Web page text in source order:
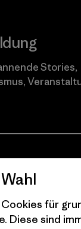
Stories,
erkläre mich damit
E-Mail-Adresse
Veranstaltungen
von Patagonia
für
Diese sind